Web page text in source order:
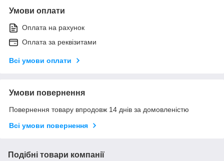
Умови оплати
Оплата на рахунок
Оплата за реквізитами
Всі умови оплати
Умови повернення
Повернення товару впродовж 14 днів за домовленістю
Всі умови повернення
Подібні товари компанії